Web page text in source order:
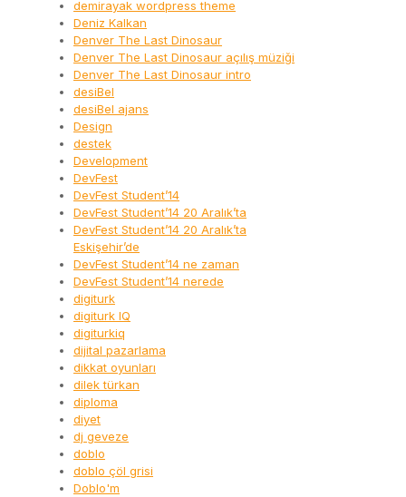
demirayak wordpress theme
Deniz Kalkan
Denver The Last Dinosaur
Denver The Last Dinosaur açılış müziği
Denver The Last Dinosaur intro
desiBel
desiBel ajans
Design
destek
Development
DevFest
DevFest Student’14
DevFest Student’14 20 Aralık’ta
DevFest Student’14 20 Aralık’ta
Eskişehir’de
DevFest Student’14 ne zaman
DevFest Student’14 nerede
digiturk
digiturk IQ
digiturkiq
dijital pazarlama
dikkat oyunları
dilek türkan
diploma
diyet
dj geveze
doblo
doblo çöl grisi
Doblo'm